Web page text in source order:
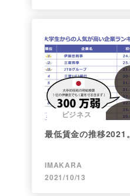
ビジネス
最低賃金の推移2021。
IMAKARA
2021/10/13